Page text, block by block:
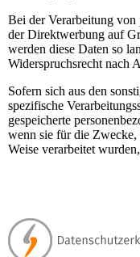
Bei der Verarbeitung von
der Direktwerbung auf
werden diese Daten so
Widerspruchsrecht nach
Sofern sich aus den
spezifische
gespeicherte
wenn sie für die Zwecke,
Weise verarbeitet